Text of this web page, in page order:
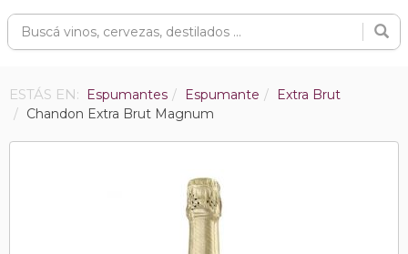
ESTÁS EN: Espumantes Espumante
Extra Brut
Chandon Extra Brut Magnum